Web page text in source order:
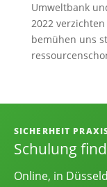
Umweltbank
2022
bemühen uns
SICHERHEIT
Schulung
Online, in